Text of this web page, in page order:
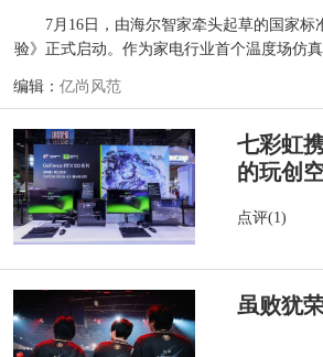
7月16日，由海尔智家牵头起草的国家
验》正式启动。作为家电行业首个温度场仿
编辑： 亿尚风范
七彩虹
的玩创
点评(1)
虽败犹